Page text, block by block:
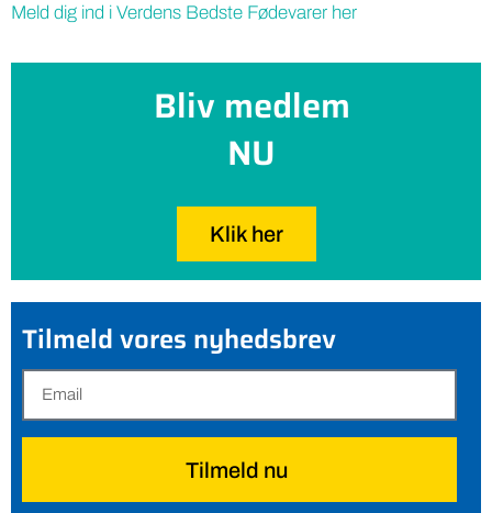
Meld dig ind i Verdens Bedste Fødevarer her
Bliv medlem
NU
Klik her
Tilmeld vores nyhedsbrev
Tilmeld nu